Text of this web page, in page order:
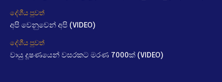
දේශීය පුවත්
අපි වෙනුවෙන් අපි (VIDEO)
දේශීය පුවත්
වායු දූෂණයෙන් වසරකට මරණ 7000ක් (VIDEO)